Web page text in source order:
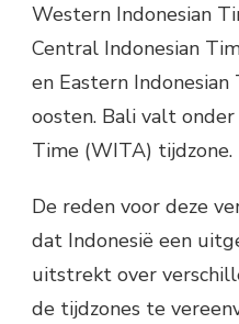
Western Indonesian
Central Indonesian
en Eastern
oosten. Bali valt
Time (WITA) tijdzone.
De reden voor deze
dat Indonesië een
uitstrekt over
de tijdzones te